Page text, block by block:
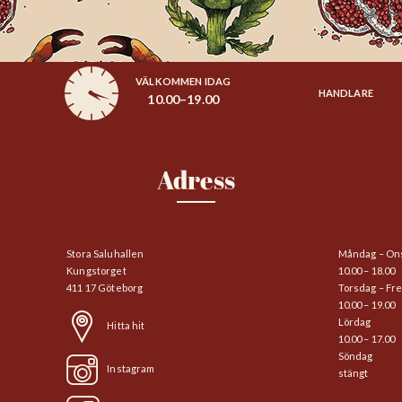
VÄLKOMMEN IDAG
10.00–19.00 HANDLARE
Adress
Stora Saluhallen
Kungstorget
411 17 Göteborg
Hitta hit
Instagram
Måndag –
10.00 – 18.00
Torsdag –
10.00 – 19.00
Lördag
10.00 – 17.00
Söndag
stängt